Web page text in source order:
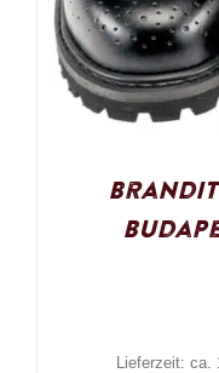
Lieferzeit: